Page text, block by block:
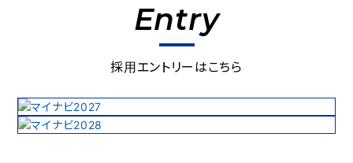
Entry
採用エントリーはこちら